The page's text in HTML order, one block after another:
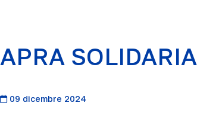
APRA SOLIDARIA
09 dicembre 2024